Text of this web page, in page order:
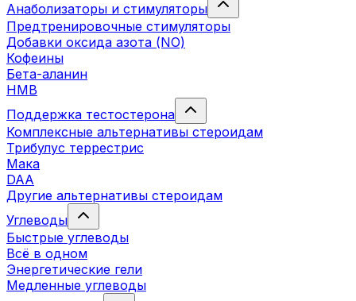
Анаболизаторы и стимуляторы
Предтренировочные стимуляторы
Добавки оксида азота (NO)
Кофеины
Бета-аланин
HMB
Поддержка тестостерона
Комплексные альтернативы стероидам
Трибулус террестрис
Мака
DAA
Другие альтернативы стероидам
Углеводы
Быстрые углеводы
Всё в одном
Энергетические гели
Медленные углеводы